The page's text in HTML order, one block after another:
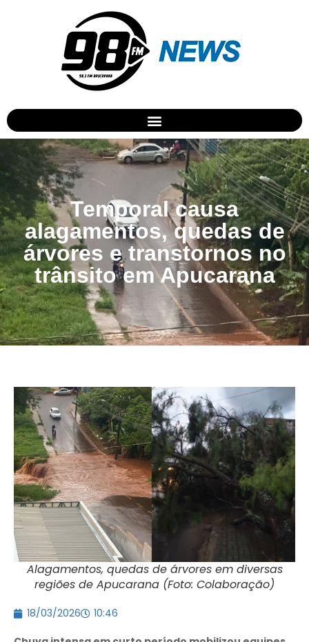
Temporal causa
alagamentos, quedas de
árvores e transtornos no
trânsito em Apucarana
Alagamentos, quedas de árvores em diversas
regiões de Apucarana (Foto: Colaboração)
18/03/2026 10:46